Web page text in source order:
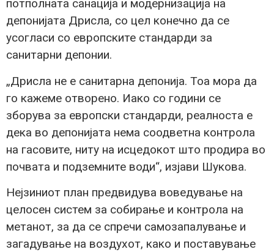
потполната санација и модернизација на
депонијата Дрисла, со цел конечно да се
усогласи со европските стандарди за
санитарни депонии.
„Дрисла не е санитарна депонија. Тоа мора да
го кажеме отворено. Иако со години се
зборува за европски стандарди, реалноста е
дека во депонијата нема соодветна контрола
на гасовите, ниту на исцедокот што продира во
почвата и подземните води“, изјави Шукова.
Нејзиниот план предвидува воведување на
целосен систем за собирање и контрола на
метанот, за да се спречи самозапалување и
загадување на воздухот, како и поставување